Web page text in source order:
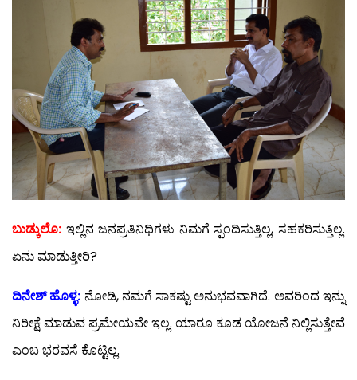
ಬುಡ್ಕುಲೊ: ಇಲ್ಲಿನ ಜನಪ್ರತಿನಿಧಿಗಳು ನಿಮಗೆ ಸ್ಪಂದಿಸುತ್ತಿಲ್ಲ, ಸಹಕರಿಸುತ್ತಿಲ್ಲ.
ಏನು ಮಾಡುತ್ತೀರಿ?
ದಿನೇಶ್ ಹೊಳ್ಳ: ನೋಡಿ, ನಮಗೆ ಸಾಕಷ್ಟು ಅನುಭವವಾಗಿದೆ. ಅವರಿಂದ ಇನ್ನು
ನಿರೀಕ್ಷೆ ಮಾಡುವ ಪ್ರಮೇಯವೇ ಇಲ್ಲ. ಯಾರೂ ಕೂಡ ಯೋಜನೆ ನಿಲ್ಲಿಸುತ್ತೇವೆ
ಎಂಬ ಭರವಸೆ ಕೊಟ್ಟಿಲ್ಲ.